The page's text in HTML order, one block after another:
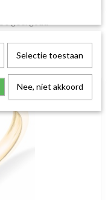
Selectie toestaan
Nee, niet akkoord